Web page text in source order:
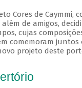
Cores de Caymmi,
de amigos,
cujas
comemoram juntos
projeto deste